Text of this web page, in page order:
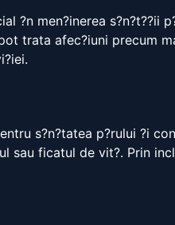
?n men?inerea s?n?t??ii
trata afec?iuni precum
s?n?tatea p?rului ?i
sau ficatul de vit?. Prin